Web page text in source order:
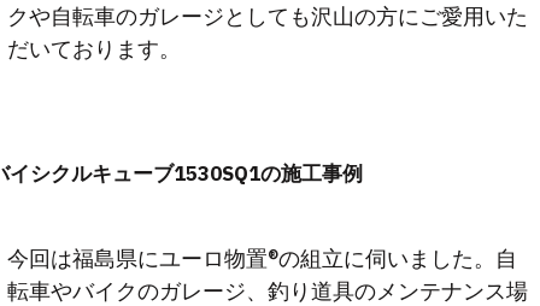
クや自転車のガレージとしても沢山の方にご愛用いた
だいております。
イシクルキューブ1530SQ1の施工事例
今回は福島県にユーロ物置®︎の組立に伺いました。自
転車やバイクのガレージ、釣り道具のメンテナンス場